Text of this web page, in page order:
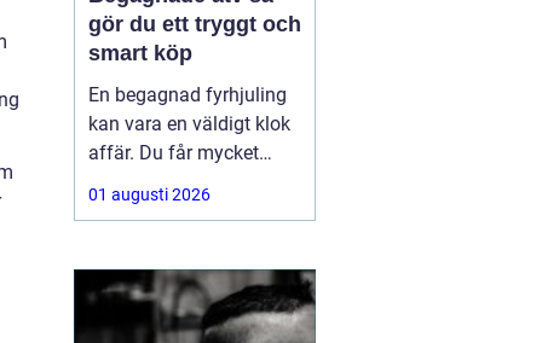
gör du ett tryggt och
smart köp
En begagnad fyrhjuling
kan vara en väldigt klok
affär. Du får mycket
funktion för pengarna
och slipper den största
ofta kommer direkt när
en maskin är ny.
Samtidigt kräver ett
01 augusti 2026